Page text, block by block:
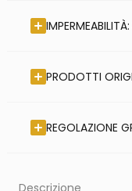
PRODOTTI
REGOLAZIONE
Descrizione